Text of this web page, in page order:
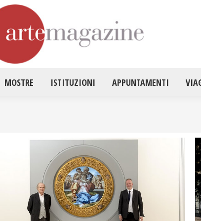
MOSTRE ISTITUZIONI APPUNTAMENTI
HOME